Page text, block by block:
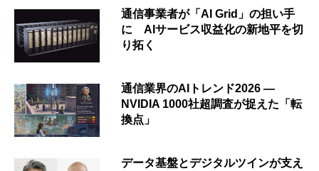
通信事業者が「AI Grid」の担い手
に AIサービス収益化の新地平を切
り拓く
通信業界のAIトレンド2026 ―
NVIDIA 1000社超調査が捉えた「転
換点」
データ基盤とデジタルツインが支え